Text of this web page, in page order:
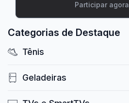
Participar agora
Categorias de Destaque
Tênis
Geladeiras